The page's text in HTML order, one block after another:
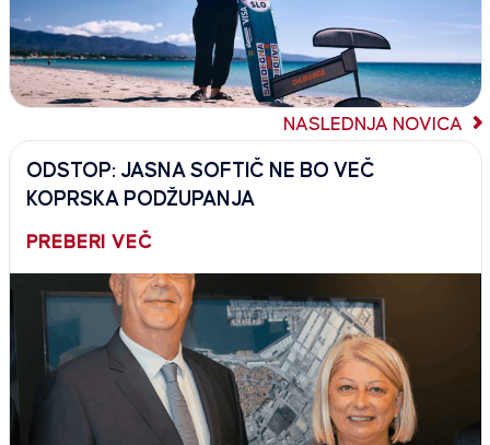
NASLEDNJA NOVICA
ODSTOP: JASNA SOFTIČ NE BO VEČ
KOPRSKA PODŽUPANJA
PREBERI VEČ